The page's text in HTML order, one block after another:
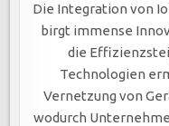
Die Integration von
birgt immense
die
Technologien
Vernetzung von
wodurch